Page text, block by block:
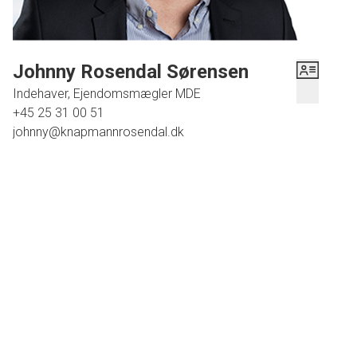
Johnny Rosendal Sørensen
Indehaver, Ejendomsmægler MDE
+45 25 31 00 51
johnny@knapmannrosendal.dk